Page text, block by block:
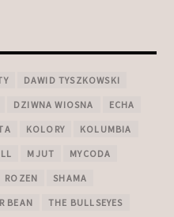
DAWID TYSZKOWSKI
DZIWNA WIOSNA ECHA
KOLORY KOLUMBIA
MJUT MYCODA
ROZEN SHAMA
BEAN THE BULLSEYES